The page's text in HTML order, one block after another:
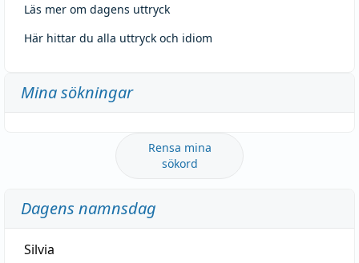
Läs mer om dagens uttryck
Här hittar du alla uttryck och idiom
Mina sökningar
Rensa mina
sökord
Dagens namnsdag
Silvia